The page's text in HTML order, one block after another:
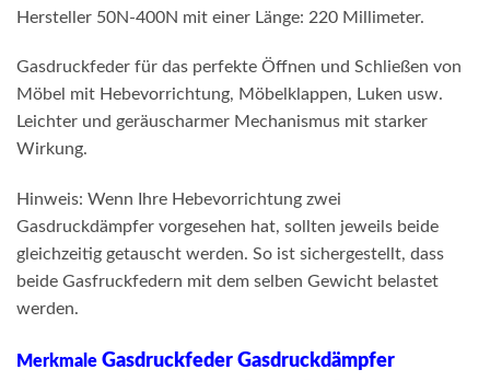
Hersteller 50N-400N mit einer Länge: 220 Millimeter.
Gasdruckfeder für das perfekte Öffnen und Schließen von
Möbel mit Hebevorrichtung, Möbelklappen, Luken usw.
Leichter und geräuscharmer Mechanismus mit starker
Wirkung.
Hinweis: Wenn Ihre Hebevorrichtung zwei
Gasdruckdämpfer vorgesehen hat, sollten jeweils beide
gleichzeitig getauscht werden. So ist sichergestellt, dass
beide Gasfruckfedern mit dem selben Gewicht belastet
werden.
Merkmale Gasdruckfeder Gasdruckdämpfer